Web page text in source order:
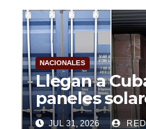
NACIONALES
Llegan a
paneles
Argentina
JUL 31, 2026